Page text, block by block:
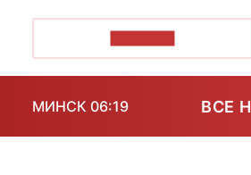
МИНСК 06:19 ВСЕ